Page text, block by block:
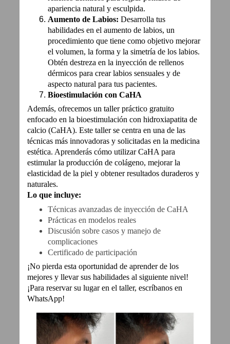
apariencia natural y esculpida.
Aumento de Labios: Desarrolla tus
habilidades en el aumento de labios, un
procedimiento que tiene como objetivo mejorar
el volumen, la forma y la simetría de los labios.
Obtén destreza en la inyección de rellenos
dérmicos para crear labios sensuales y de
aspecto natural para tus pacientes.
Bioestimulación con CaHA
Además, ofrecemos un taller práctico gratuito
enfocado en la bioestimulación con hidroxiapatita de
calcio (CaHA). Este taller se centra en una de las
técnicas más innovadoras y solicitadas en la medicina
estética. Aprenderás cómo utilizar CaHA para
estimular la producción de colágeno, mejorar la
elasticidad de la piel y obtener resultados duraderos y
naturales.
Lo que incluye:
Técnicas avanzadas de inyección de CaHA
Prácticas en modelos reales
Discusión sobre casos y manejo de
complicaciones
Certificado de participación
¡No pierda esta oportunidad de aprender de los
mejores y llevar sus habilidades al siguiente nivel!
¡Para reservar su lugar en el taller, escríbanos en
WhatsApp!